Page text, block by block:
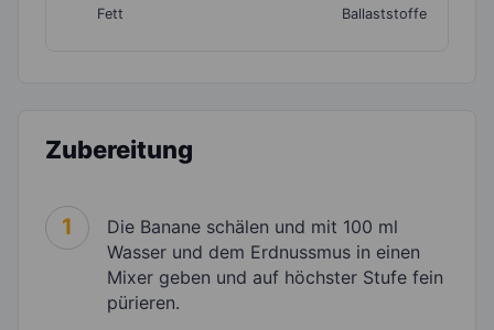
Fett Ballaststoffe
Zubereitung
1
Die Banane schälen und mit 100 ml
Wasser und dem Erdnussmus in einen
Mixer geben und auf höchster Stufe fein
pürieren.